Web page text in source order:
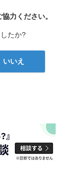
力ください。
たか?
いいえ